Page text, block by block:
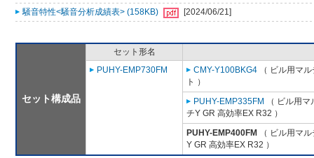
騒音特性<騒音分析成績表> (158KB)
[2024/06/21]
セット構成品
セット形名
PUHY-EMP730FM
CMY-Y100BKG4 （ ビル用マ
ト ）
PUHY-EMP335FM
（ ビル用
チY GR 高効率EX R32 ）
PUHY-EMP400FM
（ ビル用マ
Y GR 高効率EX R32 ）